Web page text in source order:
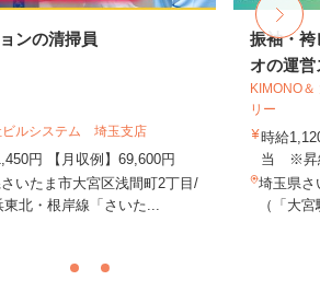
ンの清掃員
ビルシステム 埼玉支店
円 【月収例】69,600円
いたま市大宮区浅間町2丁目/
北・根岸線「さいた...
振袖・袴
オの運営
KIMONO
リー
時給
当 ※昇
埼玉県さ
（「大